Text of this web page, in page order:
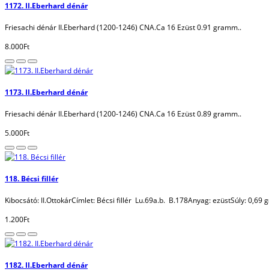
1172. II.Eberhard dénár
Friesachi dénár II.Eberhard (1200-1246) CNA.Ca 16 Ezüst 0.91 gramm..
8.000Ft
1173. II.Eberhard dénár
Friesachi dénár II.Eberhard (1200-1246) CNA.Ca 16 Ezüst 0.89 gramm..
5.000Ft
118. Bécsi fillér
Kibocsátó: II.OttokárCímlet: Bécsi fillér Lu.69a.b. B.178Anyag: ezüstSúly: 0,69
1.200Ft
1182. II.Eberhard dénár